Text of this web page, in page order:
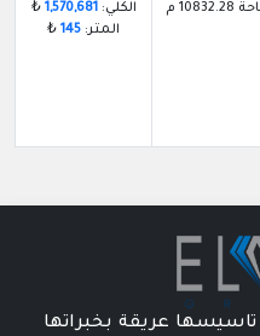
م الكلي:1,570,681
₺
المتر: 145
₺
عريقة بخبراتها